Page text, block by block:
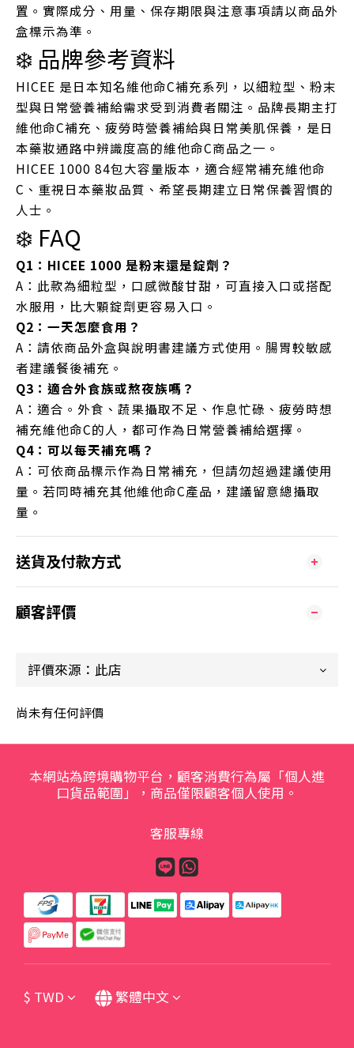
置。實際成分、用量、保存期限與注意事項請以商品外
盒標示為準。
❄️ 品牌參考資料
HICEE 是日本知名維他命C補充系列，以細粒型、粉末
型與日常營養補給需求受到消費者關注。品牌長期主打
維他命C補充、疲勞時營養補給與日常美肌保養，是日
本藥妝通路中辨識度高的維他命C商品之一。
HICEE 1000 84包大容量版本，適合經常補充維他命
C、重視日本藥妝品質、希望長期建立日常保養習慣的
人士。
❄️ FAQ
Q1：HICEE 1000 是粉末還是錠劑？
A：此款為細粒型，口感微酸甘甜，可直接入口或搭配
水服用，比大顆錠劑更容易入口。
Q2：一天怎麼食用？
A：請依商品外盒與說明書建議方式使用。腸胃較敏感
者建議餐後補充。
Q3：適合外食族或熬夜族嗎？
A：適合。外食、蔬果攝取不足、作息忙碌、疲勞時想
補充維他命C的人，都可作為日常營養補給選擇。
Q4：可以每天補充嗎？
A：可依商品標示作為日常補充，但請勿超過建議使用
量。若同時補充其他維他命C產品，建議留意總攝取
量。
送貨及付款方式
顧客評價
尚未有任何評價
本網站為跨境購物平台，顧客消費行為屬「個人進
口貨品範圍」，商品僅限顧客個人使用。
客服專線
$ TWD 繁體中文